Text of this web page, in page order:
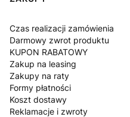
Czas realizacji zamówienia
Darmowy zwrot produktu
KUPON RABATOWY
Zakup na leasing
Zakupy na raty
Formy płatności
Koszt dostawy
Reklamacje i zwroty